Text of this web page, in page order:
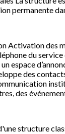
permanente
Activation des
du
espace
des
des
structure